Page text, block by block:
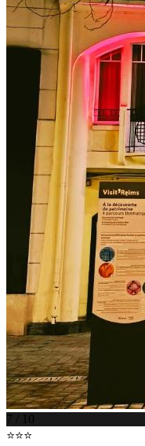
7 / 10
⭐⭐⭐